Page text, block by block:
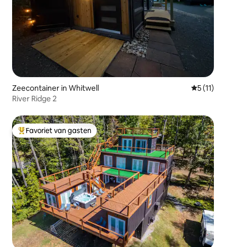
Zeecontainer in Whitwell
5 (11)
River Ridge 2
Topfavoriet van gasten
Favoriet van gasten